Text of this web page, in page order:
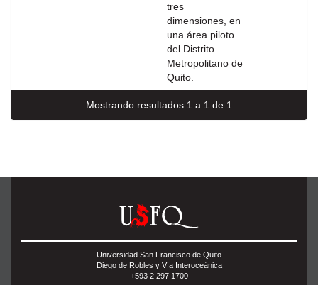
tres
dimensiones, en
una área piloto
del Distrito
Metropolitano de
Quito.
Mostrando resultados 1 a 1 de 1
Universidad San Francisco de Quito
Diego de Robles y Vía Interoceánica
+593 2 297 1700